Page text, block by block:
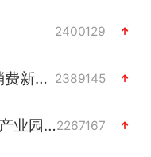
2400129
“电影+”如何激发千亿级消费新活力？ 2389145
全球首个长时储能一体化产业园量产2267167